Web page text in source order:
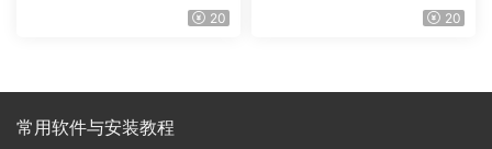
Vinci Resolve Studio21.0.320
戏团 – QUEST 60 调色预设A
20
常用软件与安装教程